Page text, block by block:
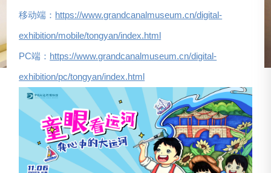
移动端： https://www.grandcanalmuseum.cn/digital-
exhibition/mobile/tongyan/index.html
PC端： https://www.grandcanalmuseum.cn/digital-
exhibition/pc/tongyan/index.html